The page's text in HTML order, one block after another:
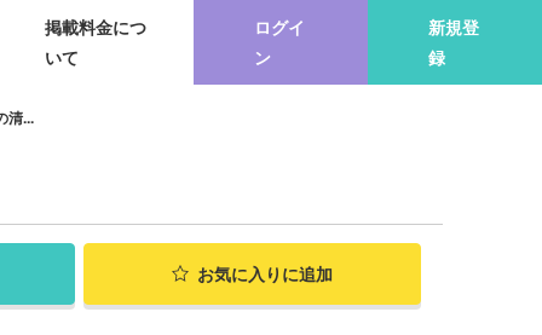
掲載料金につ
いて
ログイ
ン
新規登
録
清...
お気に入り に追加